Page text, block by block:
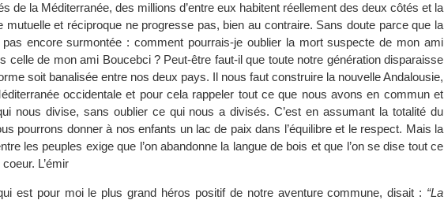
de la Méditerranée, des millions d’entre eux habitent réellement des deux côtés et la
mutuelle et réciproque ne progresse pas, bien au contraire. Sans doute parce que la
pas encore surmontée : comment pourrais-je oublier la mort suspecte de mon ami
celle de mon ami Boucebci ? Peut-être faut-il que toute notre génération disparaisse
soit banalisée entre nos deux pays. Il nous faut construire la nouvelle Andalousie,
occidentale et pour cela rappeler tout ce que nous avons en commun et
nous divise, sans oublier ce qui nous a divisés. C’est en assumant la totalité du
pourrons donner à nos enfants un lac de paix dans l’équilibre et le respect. Mais la
les peuples exige que l’on abandonne la langue de bois et que l’on se dise tout ce
L’émir
est pour moi le plus grand héros positif de notre aventure commune, disait : “La